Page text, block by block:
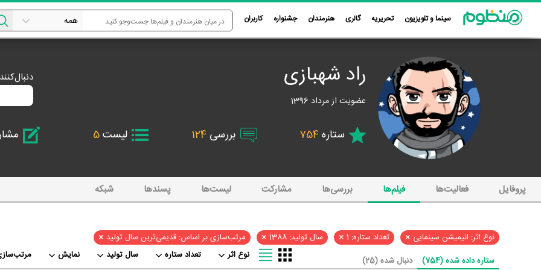
سینما و تلویزیون تحریریه گالری هنرمندان جشنواره کاربران
راد شهبازی
عضویت از مرداد 1396
ستاره 754 بررسی 124 لیست5
پروفایل فعالیت‌ها فیلم‌ها بررسی‌ها مشارکت لیست‌ها پسند‌ها شبکه
نوع اثر: انیمیشن سینمایی × تعداد ستاره: 1 × سال تولید: 1388 × مرتب‌سازی بر اساس: قدیمی‌ترین سال تولید ×
ستاره داده شده (754) دنبال شده (25) نمایش سال تولید تعداد ستاره نوع اثر